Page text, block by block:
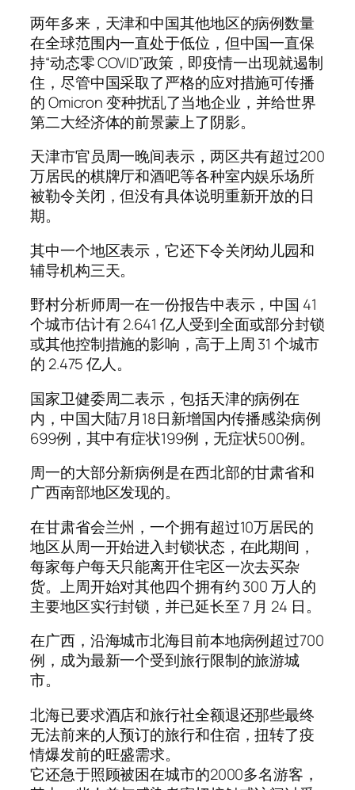
两年多来，天津和中国其他地区的病例数量
在全球范围内一直处于低位，但中国一直保
持“动态零 COVID”政策，即疫情一出现就遏制
住，尽管中国采取了严格的应对措施可传播
的 Omicron 变种扰乱了当地企业，并给世界
第二大经济体的前景蒙上了阴影。
天津市官员周一晚间表示，两区共有超过200
万居民的棋牌厅和酒吧等各种室内娱乐场所
被勒令关闭，但没有具体说明重新开放的日
期。
其中一个地区表示，它还下令关闭幼儿园和
辅导机构三天。
野村分析师周一在一份报告中表示，中国 41
个城市估计有 2.641 亿人受到全面或部分封锁
或其他控制措施的影响，高于上周 31 个城市
的 2.475 亿人。
国家卫健委周二表示，包括天津的病例在
内，中国大陆7月18日新增国内传播感染病例
699例，其中有症状199例，无症状500例。
周一的大部分新病例是在西北部的甘肃省和
广西南部地区发现的。
在甘肃省会兰州，一个拥有超过10万居民的
地区从周一开始进入封锁状态，在此期间，
每家每户每天只能离开住宅区一次去买杂
货。上周开始对其他四个拥有约 300 万人的
主要地区实行封锁，并已延长至 7 月 24 日。
在广西，沿海城市北海目前本地病例超过700
例，成为最新一个受到旅行限制的旅游城
市。
北海已要求酒店和旅行社全额退还那些最终
无法前来的人预订的旅行和住宿，扭转了疫
情爆发前的旺盛需求。
它还急于照顾被困在城市的2000多名游客，